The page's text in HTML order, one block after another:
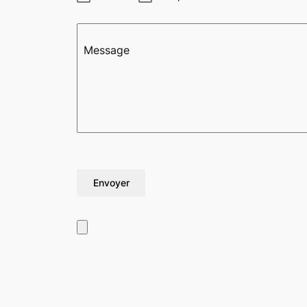
Message
Envoyer